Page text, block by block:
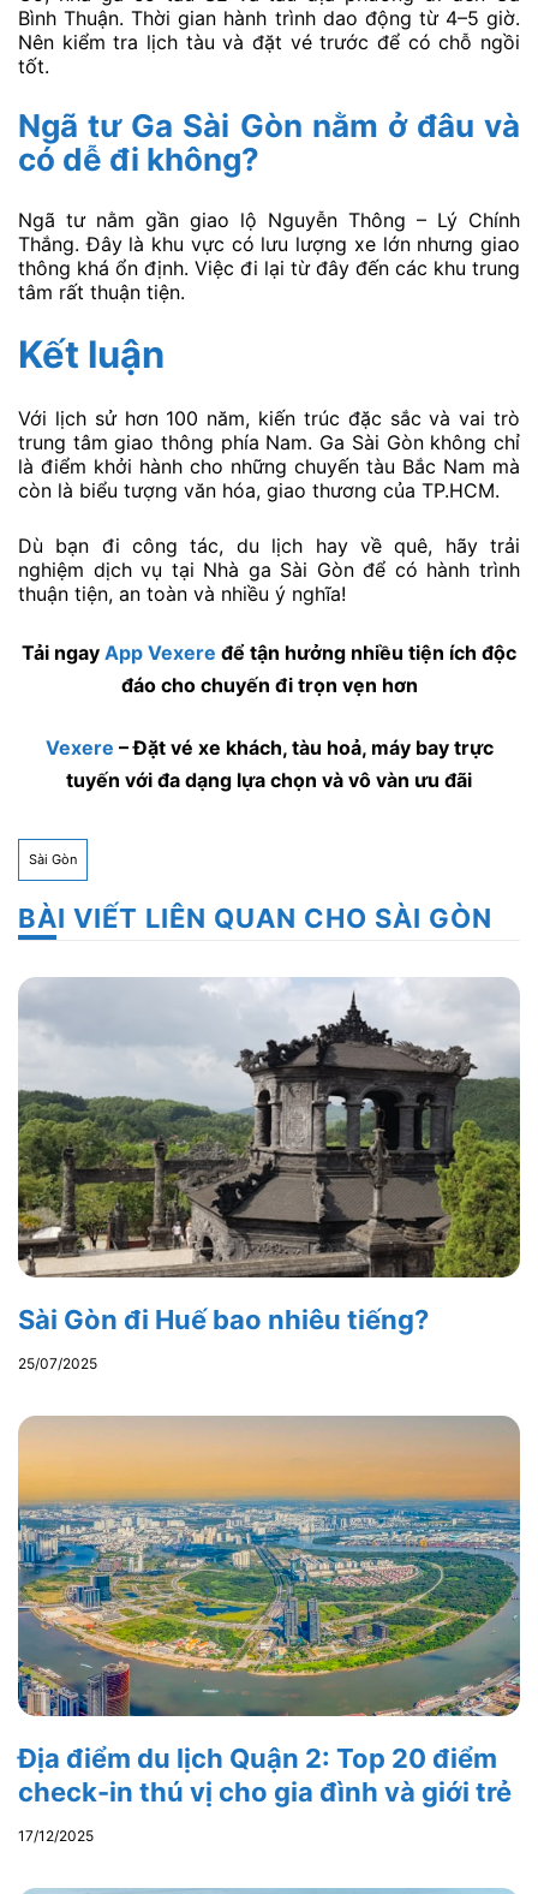
Bình Thuận. Thời gian hành trình dao động từ 4–5 giờ.
Nên kiểm tra lịch tàu và đặt vé trước để có chỗ ngồi
tốt.
Ngã tư Ga Sài Gòn nằm ở đâu và
có dễ đi không?
Ngã tư nằm gần giao lộ Nguyễn Thông – Lý Chính
Thắng. Đây là khu vực có lưu lượng xe lớn nhưng giao
thông khá ổn định. Việc đi lại từ đây đến các khu trung
tâm rất thuận tiện.
Kết luận
Với lịch sử hơn 100 năm, kiến trúc đặc sắc và vai trò
trung tâm giao thông phía Nam. Ga Sài Gòn không chỉ
là điểm khởi hành cho những chuyến tàu Bắc Nam mà
còn là biểu tượng văn hóa, giao thương của TP.HCM.
Dù bạn đi công tác, du lịch hay về quê, hãy trải
nghiệm dịch vụ tại Nhà ga Sài Gòn để có hành trình
thuận tiện, an toàn và nhiều ý nghĩa!
Tải ngay App Vexere để tận hưởng nhiều tiện ích độc
đáo cho chuyến đi trọn vẹn hơn
Vexere – Đặt vé xe khách, tàu hoả, máy bay trực
tuyến với đa dạng lựa chọn và vô vàn ưu đãi
Sài Gòn
BÀI VIẾT LIÊN QUAN CHO SÀI GÒN
Sài Gòn đi Huế bao nhiêu tiếng?
25/07/2025
Địa điểm du lịch Quận 2: Top 20 điểm
check-in thú vị cho gia đình và giới trẻ
17/12/2025